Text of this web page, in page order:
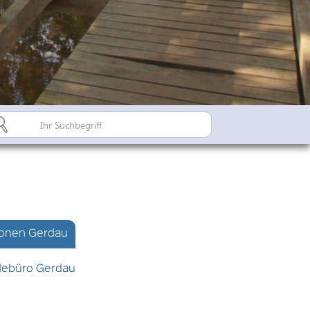
Land
Bürgerinfo A-Z
Dorfregion /
Suderburg - Stahlbachtal
Gerdau
Gerdau